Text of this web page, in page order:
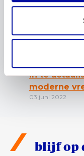
in te
moderne
03 juni 2022
blijf op